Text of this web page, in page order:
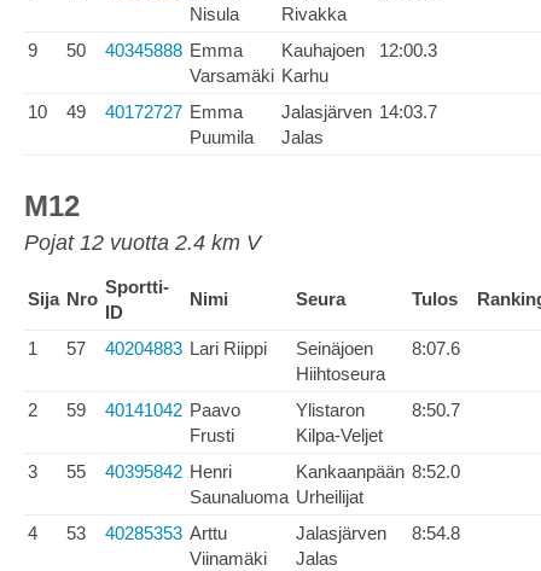
Nisula
Rivakka
9 50 40345888 Emma
Varsamäki
Kauhajoen
Karhu
12:00.3
10 49 40172727 Emma
Puumila
Jalasjärven
Jalas
14:03.7
M12
Pojat 12 vuotta 2.4 km V
Sija Nro
Sportti-
ID
Nimi Seura Tulos
1 57 40204883 Lari Riippi
Seinäjoen
Hiihtoseura
8:07.6
2 59 40141042 Paavo
Frusti
Ylistaron
Kilpa-Veljet
8:50.7
3 55 40395842 Henri
Saunaluoma
Kankaanpään
Urheilijat
8:52.0
4 53 40285353 Arttu
Viinamäki
Jalasjärven
Jalas
8:54.8